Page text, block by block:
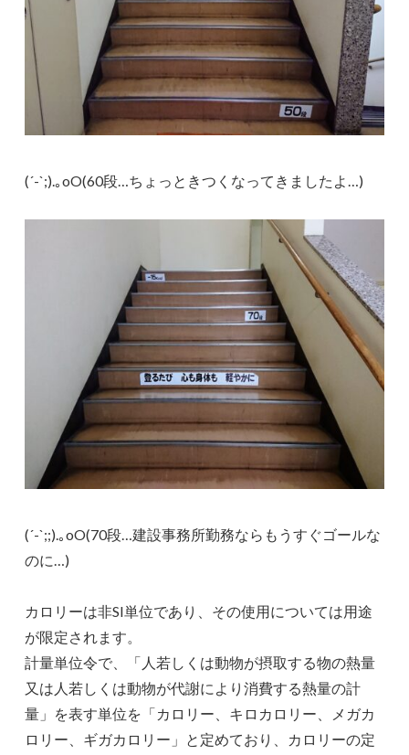
(´-`;).｡oO(60段…ちょっときつくなってきましたよ…)
(´-`;;).｡oO(70段…建設事務所勤務ならもうすぐゴールな
のに…)
カロリーは非SI単位であり、その使用については用途
が限定されます。
計量単位令で、「人若しくは動物が摂取する物の熱量
又は人若しくは動物が代謝により消費する熱量の計
量」を表す単位を「カロリー、キロカロリー、メガカ
ロリー、ギガカロリー」と定めており、カロリーの定